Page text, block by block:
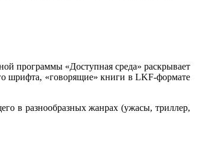
программы «Доступная среда» раскрывает
шрифта, «говорящие» книги в LKF-формате
в разнообразных жанрах (ужасы, триллер,